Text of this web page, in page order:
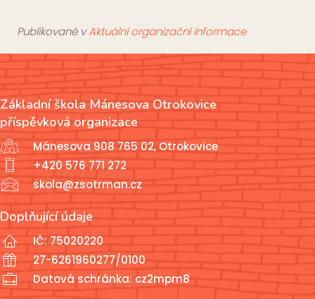
Publikované vAktuální organizační informace
Základní škola Mánesova Otrokovice
příspěvková organizace
Mánesova 908 765 02, Otrokovice
+420 576 771 272
skola@zsotrman.cz
Doplňující údaje
IČ: 75020220
27-6261960277/0100
Datová schránka: cz2mpm8